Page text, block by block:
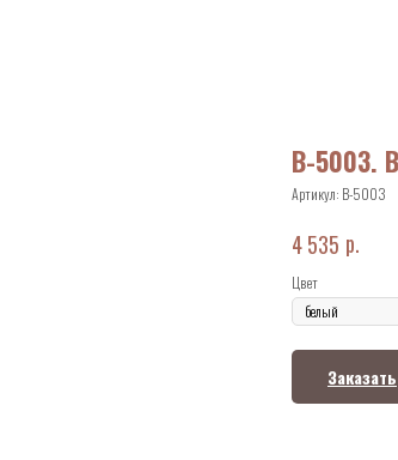
В-5003.
Артикул: В-5003
4 535 р.
Цвет
Заказать